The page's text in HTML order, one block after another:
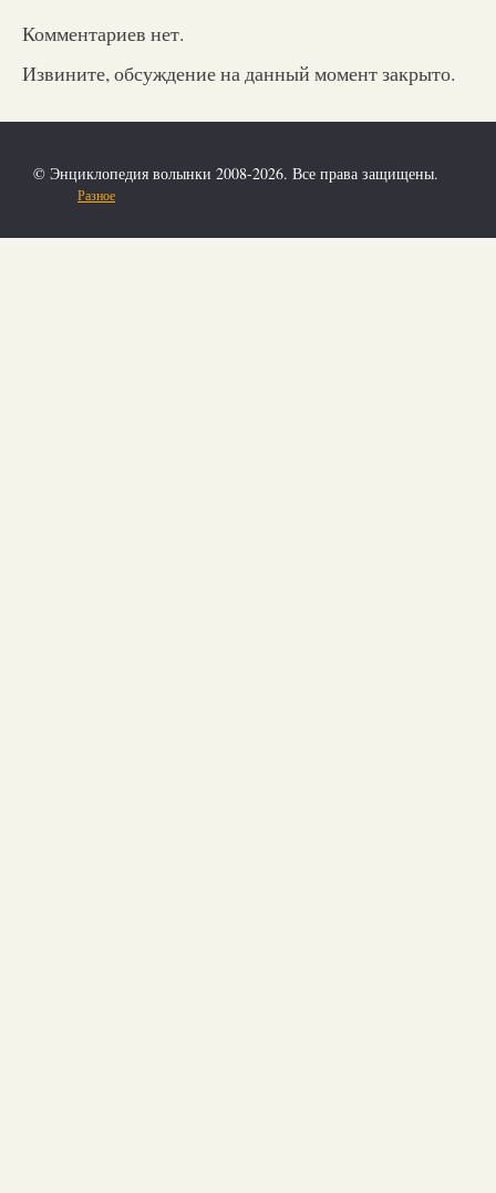
Комментариев нет.
Извините, обсуждение на данный момент закрыто.
© Энциклопедия волынки 2008-2026. Все права защищены.
Разное